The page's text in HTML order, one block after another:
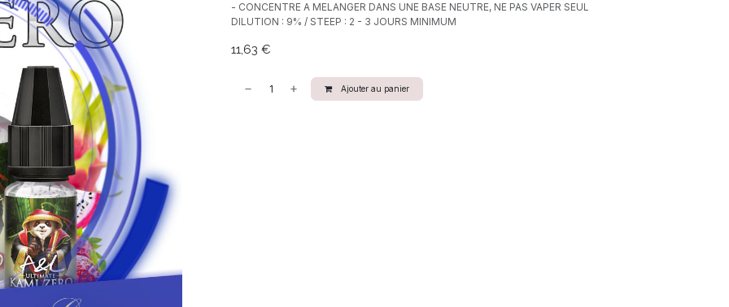
- CONCENTRE A MELANGER DANS UNE BASE NEUTRE, NE PAS VAPER SEUL
DILUTION : 9% / STEEP : 2 - 3 JOURS MINIMUM
11,63 €
Ajouter au panier